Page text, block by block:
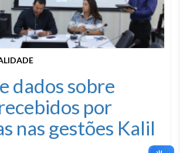
dados sobre
por
nas gestões Kalil